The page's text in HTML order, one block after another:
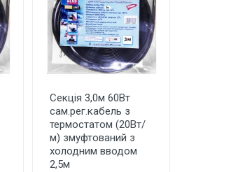
Секція 3,0м 60Вт
сам.рег.кабель з
термостатом (20Вт/
м) змуфтований з
холодним вводом
2,5м